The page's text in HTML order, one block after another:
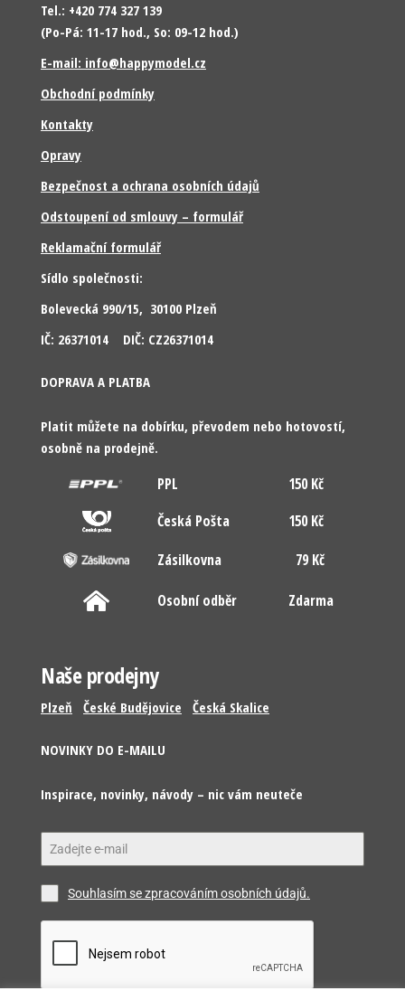
Tel.: +420 774 327 139
(Po-Pá: 11-17 hod., So: 09-12 hod.)
E-mail: info@happymodel.cz
Obchodní podmínky
Kontakty
Opravy
Bezpečnost a ochrana osobních údajů
Odstoupení od smlouvy – formulář
Reklamační formulář
Sídlo společnosti:
Bolevecká 990/15, 30100 Plzeň
IČ: 26371014 DIČ: CZ26371014
DOPRAVA A PLATBA
Platit můžete na dobírku, převodem nebo hotovostí,
osobně na prodejně.
PPL
150 Kč
Česká Pošta
150 Kč
Zásilkovna
79 Kč
Osobní odběr Zdarma
Naše prodejny
Plzeň České Budějovice Česká Skalice
NOVINKY DO E-MAILU
Inspirace, novinky, návody – nic vám neuteče
Souhlasím se zpracováním osobních údajů.